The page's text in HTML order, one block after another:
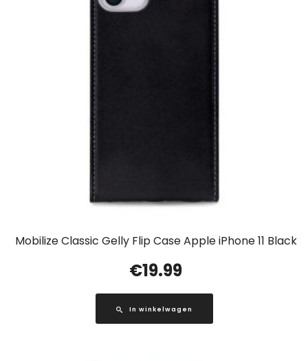
Mobilize Classic Gelly Flip Case Apple iPhone 11 Black
€19.99
In winkelwagen